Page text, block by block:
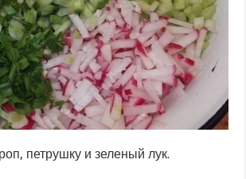
петрушку и зеленый лук.